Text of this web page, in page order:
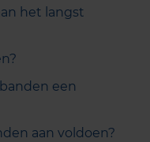
het langst
een
aan voldoen?